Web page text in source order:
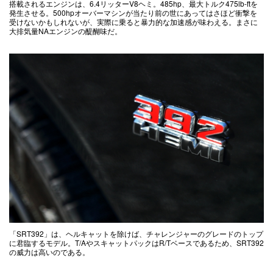
搭載されるエンジンは、6.4リッターV8ヘミ。485hp、最大トルク475lb-ftを
発生させる。500hpオーバーマシンが当たり前の世にあってはさほど衝撃を
受けないかもしれないが、実際に乗ると暴力的な加速感が味わえる。まさに
大排気量NAエンジンの醍醐味だ。
「SRT392」は、ヘルキャットを除けば、チャレンジャーのグレードのトップ
に君臨するモデル。T/AやスキャットパックはR/Tベースであるため、SRT392
の威力は高いのである。